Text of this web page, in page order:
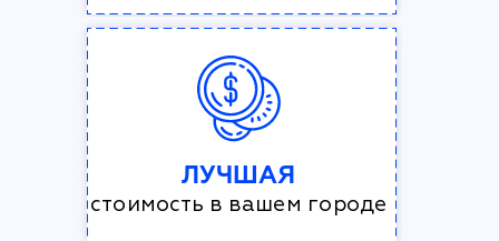
ЛУЧШАЯ
стоимость в вашем городе